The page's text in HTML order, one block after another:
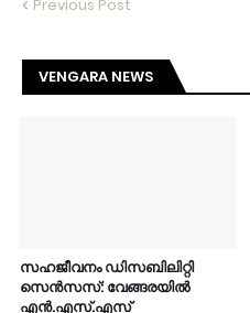
Previous Post
VENGARA NEWS
സഹജീവനം ഡിസബിലിറ്റി
സെൻസസ്: വേങ്ങരയിൽ
എൻ.എസ്.എസ്